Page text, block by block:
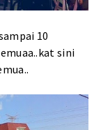
10
sini